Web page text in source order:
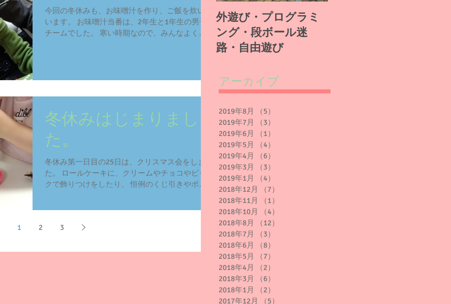
今回の冬休みも、お味噌汁を作り、ご飯を炊いて
います。 お味噌汁当番は、2年生と1年生の男子
チームでした。 寒い時期なので、みんなよく食
冬休みはじまりまし
た。
冬休み第一日目の25日は、クリスマス会をしまし
た。 ロールケーキに、クリームやチョコやピッ
クで飾りつけをしたり、 恒例のくじ引きやボー
る子ども...
1 2 3
外遊び・プログラミ
ング・段ボール迷
路・自由遊び
アーカイブ
2019年8月 （5）
2019年7月
（3）
2019年6月
（1）
2019年5月
（4）
2019年4月
（6）
2019年3月
（3）
2019年1月
（4）
2018年12月
（7）
2018年11月
（1）
2018年10月
（4）
2018年8月
（12）
2018年7月
（3）
2018年6月
（8）
2018年5月
（7）
2018年4月
（2）
2018年3月
（6）
2018年1月
（2）
2017年12月
（5）